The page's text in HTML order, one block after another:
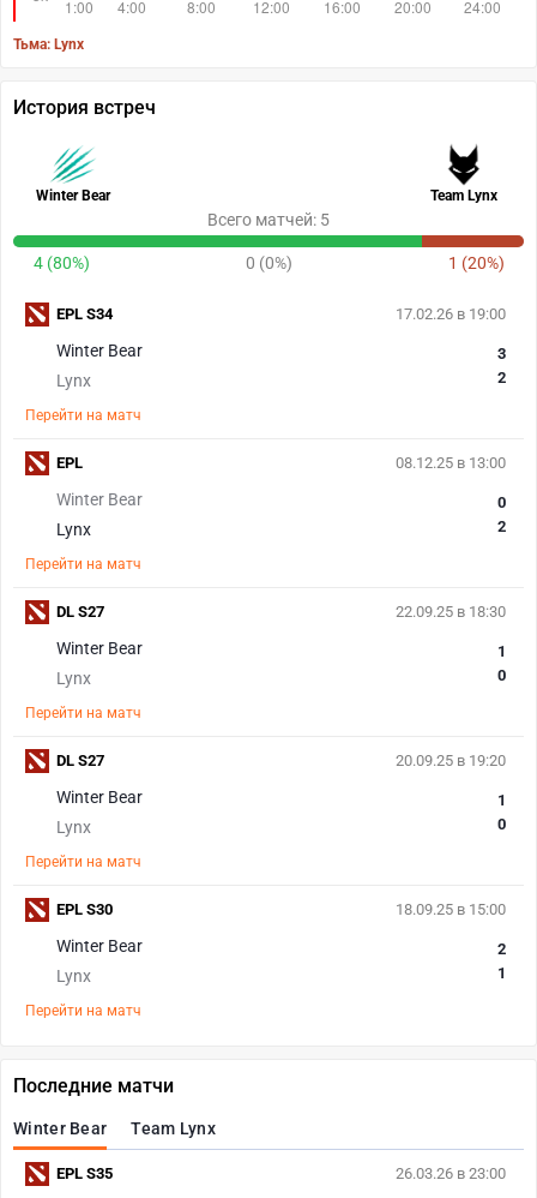
Тьма: Lynx
История встреч
Winter Bear Team Lynx
Всего матчей: 5
4 (80%) 0 (0%) 1 (20%)
17.02.26 в 19:00
Winter Bear
Lynx
3
2
Перейти на матч
EPL S34
08.12.25 в 13:00
Winter Bear
Lynx
0
2
Перейти на матч
EPL
22.09.25 в 18:30
Winter Bear
Lynx
1
0
Перейти на матч
DL S27
20.09.25 в 19:20
Winter Bear
Lynx
1
0
Перейти на матч
DL S27
18.09.25 в 15:00
Winter Bear
Lynx
2
1
Перейти на матч
EPL S30
Последние матчи
Winter Bear Team Lynx
26.03.26 в 23:00
EPL S35